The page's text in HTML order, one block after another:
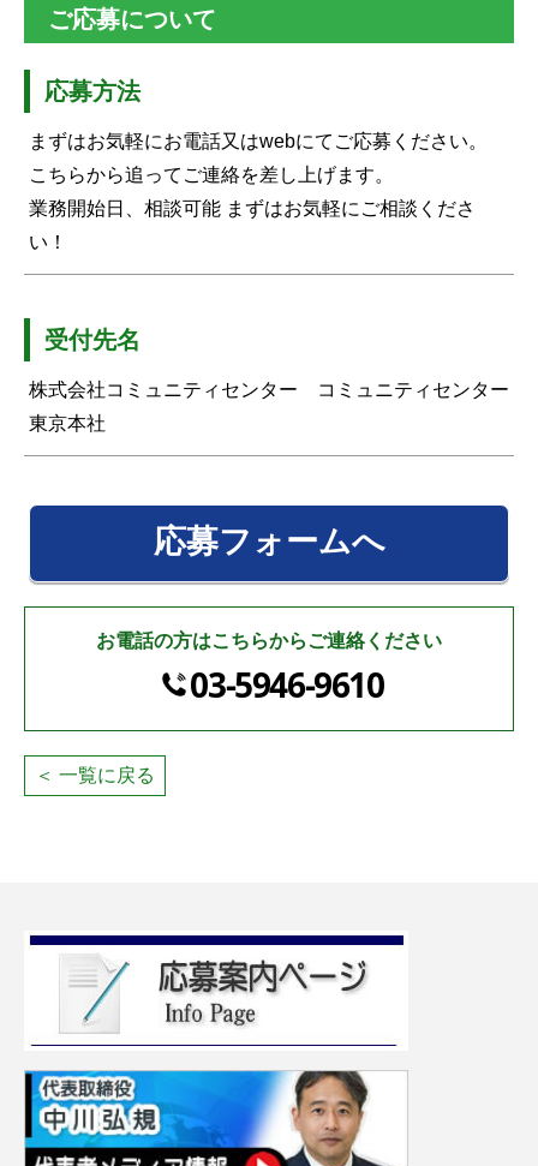
ご応募について
応募方法
まずはお気軽にお電話又はwebにてご応募ください。
こちらから追ってご連絡を差し上げます。
業務開始日、相談可能 まずはお気軽にご相談くださ
い！
受付先名
株式会社コミュニティセンター コミュニティセンター
東京本社
応募フォームへ
お電話の方はこちらからご連絡ください
03-5946-9610
＜ 一覧に戻る